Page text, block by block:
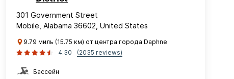
301 Government Street
Mobile, Alabama 36602, United States
9.79 миль (15.75 км) от центра города Daphne
4.30
(2035 reviews)
Бассейн